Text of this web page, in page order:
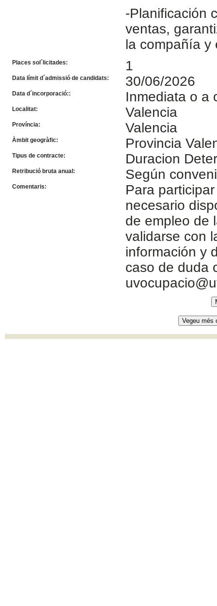
-Planificación
ventas,
la compañía y
Places sol´licitades: 1
Data límit d´admissió de candidats: 30/06/2026
Data d´incorporació:: Inmediata o a
Localitat: Valencia
Província: Valencia
Àmbit geogràfic: Provincia
Tipus de contracte: Duracion
Retribució bruta anual: Según
Comentaris:
Para
necesario
de empleo de
validarse con
información y
caso de duda